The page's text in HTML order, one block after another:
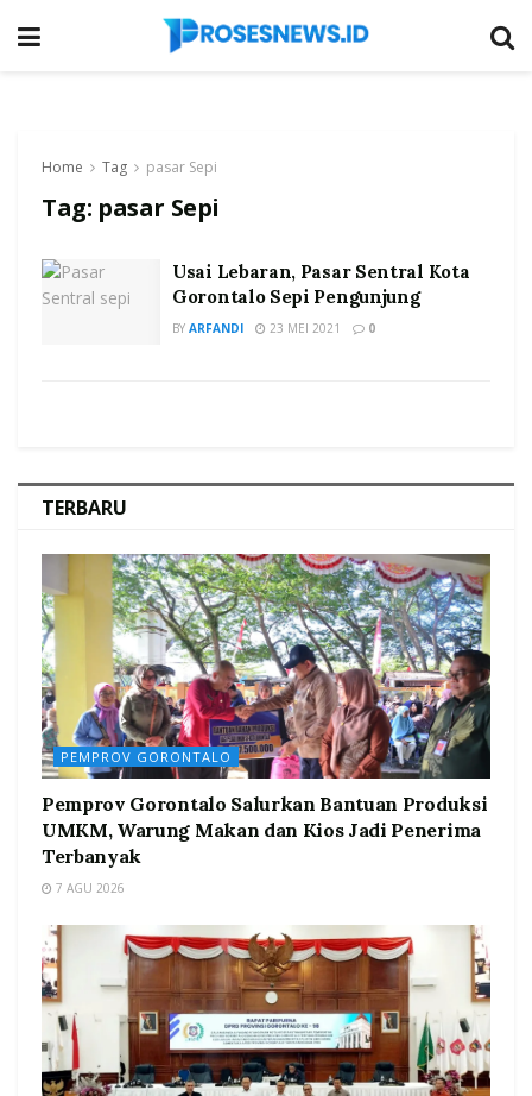
Home Tag pasar Sepi
Tag: pasar Sepi
Usai Lebaran, Pasar Sentral Kota
Gorontalo Sepi Pengunjung
BY ARFANDI 23 MEI 2021 0
TERBARU
PEMPROV GORONTALO
Pemprov Gorontalo Salurkan Bantuan Produksi
UMKM, Warung Makan dan Kios Jadi Penerima
Terbanyak
7 AGU 2026